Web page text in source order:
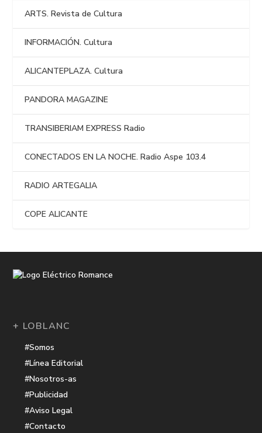
ARTS. Revista de Cultura
INFORMACIÓN. Cultura
ALICANTEPLAZA. Cultura
PANDORA MAGAZINE
TRANSIBERIAM EXPRESS Radio
CONECTADOS EN LA NOCHE. Radio Aspe 103.4
RADIO ARTEGALIA
COPE ALICANTE
+ LOBLANC
#Somos
#Línea Editorial
#Nosotros-as
#Publicidad
#Aviso Legal
#Contacto